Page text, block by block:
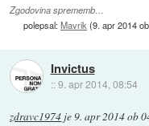
Zgodovina sprememb…
polepsal:Mavrik (9. apr 2014
Invictus
::9. apr 2014, 08:54
zdravc1974 je9. apr 2014 ob